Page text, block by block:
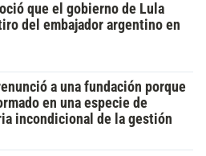
que el gobierno de Lula
del embajador argentino en
a una fundación porque
en una especie de
incondicional de la gestión